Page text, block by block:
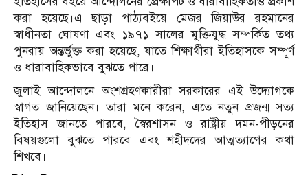
করা হয়েছে।এ ছাড়া পাঠ্যবইয়ে মেজর জিয়াউর রহমানের
স্বাধীনতা ঘোষণা এবং ১৯৭১ সালের মুক্তিযুদ্ধ সম্পর্কিত তথ্য
পুনরায় অন্তর্ভুক্ত করা হয়েছে, যাতে শিক্ষার্থীরা ইতিহাসকে সম্পূর্ণ
ও ধারাবাহিকভাবে বুঝতে পারে।
জুলাই আন্দোলনে অংশগ্রহণকারীরা সরকারের এই উদ্যোগকে
স্বাগত জানিয়েছেন। তারা মনে করেন, এতে নতুন প্রজন্ম সত্য
ইতিহাস জানতে পারবে, স্বৈরশাসন ও রাষ্ট্রীয় দমন-পীড়নের
বিষয়গুলো বুঝতে পারবে এবং শহীদদের আত্মত্যাগের কথা
শিখবে।